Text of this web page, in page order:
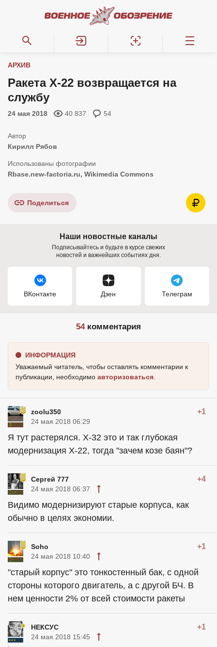
АРХИВ
Ракета Х-22 возвращается на
службу
24 мая 2018 40 837 54
Кирилл Рябов
Rbase.new-factoria.ru, Wikimedia Commons
Поделиться
Наши новостные каналы
Подписывайтесь и будьте в курсе свежих
новостей и важнейших событиях дня.
ВКонтакте Дзен Телеграм
54комментария
ИНФОРМАЦИЯ
Уважаемый читатель, чтобы оставлять комментарии к
публикации, необходимо авторизоваться
zoolu350 +1
24 мая 2018 06:29
Я тут растерялся. Х-32 это и так глубокая
модернизация Х-22, тогда "зачем козе баян"?
Сергей 777 +4
24 мая 2018 06:37
Видимо модернизируют старые корпуса, как
обычно в целях экономии.
Soho +1
24 мая 2018 10:40
"старый корпус" это тонкостенный бак, с одной
стороны которого двигатель, а с другой БЧ. В
нем ценности 2% от всей стоимости ракеты
НЕКСУС +1
24 мая 2018 15:45